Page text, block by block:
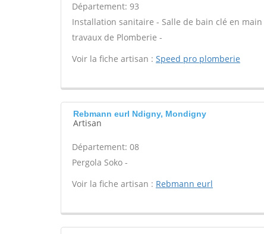
Département: 93
Installation sanitaire - Salle de bain clé en
travaux de Plomberie -
Voir la fiche artisan : Speed pro plomberie
Rebmann eurl Ndigny, Mondigny
Artisan
Département: 08
Pergola Soko -
Voir la fiche artisan : Rebmann eurl